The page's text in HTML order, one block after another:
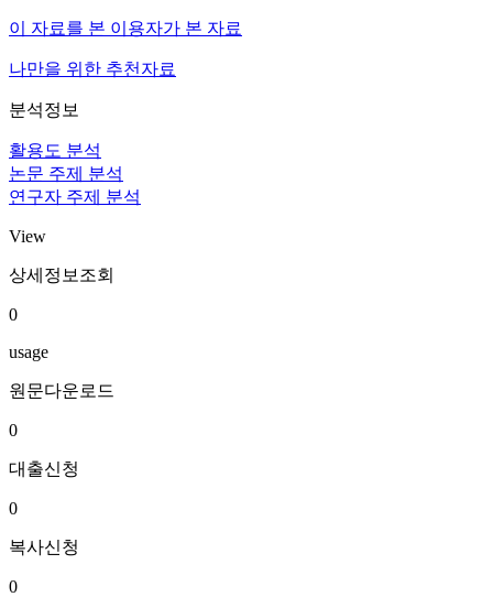
이 자료를 본 이용자가 본 자료
나만을 위한 추천자료
분석정보
활용도 분석
논문 주제 분석
연구자 주제 분석
View
상세정보조회
0
usage
원문다운로드
0
대출신청
0
복사신청
0